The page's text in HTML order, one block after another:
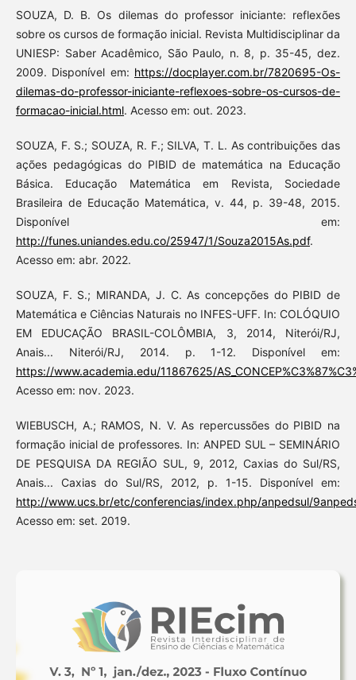
SOUZA, D. B. Os dilemas do professor iniciante: reflexões
sobre os cursos de formação inicial. Revista Multidisciplinar da
UNIESP: Saber Acadêmico, São Paulo, n. 8, p. 35-45, dez.
2009. Disponível em: https://docplayer.com.br/7820695-Os-
dilemas-do-professor-iniciante-reflexoes-sobre-os-cursos-de-
formacao-inicial.html. Acesso em: out. 2023.
SOUZA, F. S.; SOUZA, R. F.; SILVA, T. L. As contribuições das
ações pedagógicas do PIBID de matemática na Educação
Básica. Educação Matemática em Revista, Sociedade
Brasileira de Educação Matemática, v. 44, p. 39-48, 2015.
Disponível em:
http://funes.uniandes.edu.co/25947/1/Souza2015As.pdf.
Acesso em: abr. 2022.
SOUZA, F. S.; MIRANDA, J. C. As concepções do PIBID de
Matemática e Ciências Naturais no INFES-UFF. In: COLÓQUIO
EM EDUCAÇÃO BRASIL-COLÔMBIA, 3, 2014, Niterói/RJ,
Anais... Niterói/RJ, 2014. p. 1-12. Disponível em:
https://www.academia.edu/11867625/
Acesso em: nov. 2023.
WIEBUSCH, A.; RAMOS, N. V. As repercussões do PIBID na
formação inicial de professores. In: ANPED SUL – SEMINÁRIO
DE PESQUISA DA REGIÃO SUL, 9, 2012, Caxias do Sul/RS,
Anais... Caxias do Sul/RS, 2012, p. 1-15. Disponível em:
http://www.ucs.br/etc/conferencias/index.php/anpedsul/
Acesso em: set. 2019.